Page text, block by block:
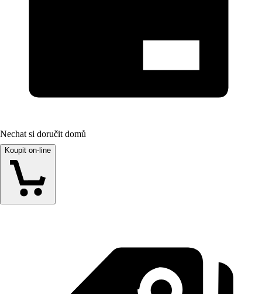
Nechat si doručit domů
Koupit on-line